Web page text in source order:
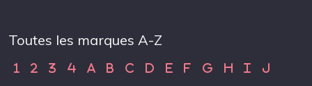
Toutes les marques A-Z
1 Code Promo 1
2 Code Promo 2
3 Code Promo 3
4Code Promo 4
ACode Promo A
B Code Promo B
C Code Promo C
D Code Promo D
ECode Promo E
FCode Promo F
G Code Promo G
HCode Promo H
ICode
J